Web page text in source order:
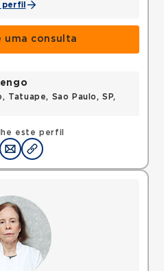
perfil
uma consulta
este perfil
Tatuape, Sao Paulo, SP,